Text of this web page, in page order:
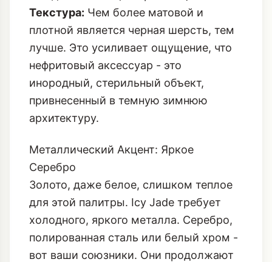
Текстура: Чем более матовой и
плотной является черная шерсть, тем
лучше. Это усиливает ощущение, что
нефритовый аксессуар - это
инородный, стерильный объект,
привнесенный в темную зимнюю
архитектуру.
Металлический Акцент: Яркое
Серебро
Золото, даже белое, слишком теплое
для этой палитры. Icy Jade требует
холодного, яркого металла. Серебро,
полированная сталь или белый хром -
вот ваши союзники. Они продолжают